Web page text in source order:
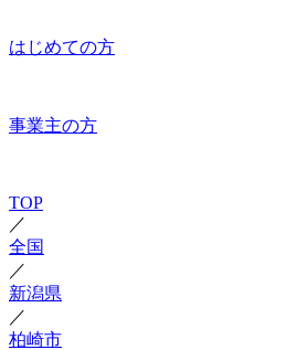
はじめての方
事業主の方
TOP
／
全国
／
新潟県
／
柏崎市